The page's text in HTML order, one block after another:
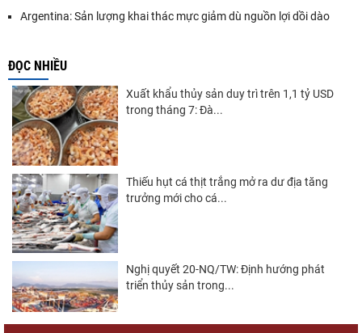
Argentina: Sản lượng khai thác mực giảm dù nguồn lợi dồi dào
ĐỌC NHIỀU
Xuất khẩu thủy sản duy trì trên 1,1 tỷ USD
trong tháng 7: Đà...
Thiếu hụt cá thịt trắng mở ra dư địa tăng
trưởng mới cho cá...
Nghị quyết 20-NQ/TW: Định hướng phát
triển thủy sản trong...